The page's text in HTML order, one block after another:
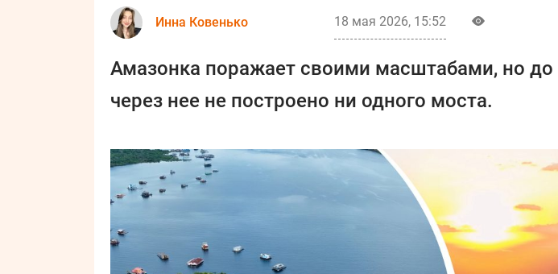
Инна Ковенько 18 мая 2026, 15:52
Амазонка поражает своими масштабами, но до
через нее не построено ни одного моста.